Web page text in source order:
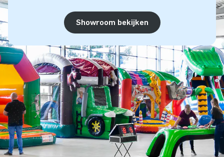
Showroom bekijken